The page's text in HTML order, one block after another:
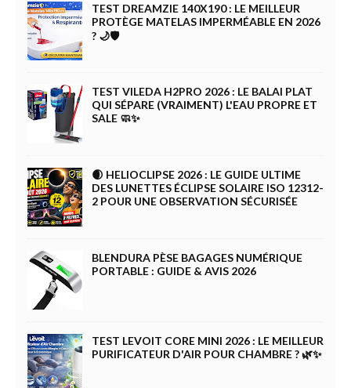
TEST DREAMZIE 140X190 : LE MEILLEUR
PROTÈGE MATELAS IMPERMÉABLE EN 2026
? 🌙🛡️
TEST VILEDA H2PRO 2026 : LE BALAI PLAT
QUI SÉPARE (VRAIMENT) L'EAU PROPRE ET
SALE 🧼✨
🌒 HELIOCLIPSE 2026 : LE GUIDE ULTIME
DES LUNETTES ÉCLIPSE SOLAIRE ISO 12312-
2 POUR UNE OBSERVATION SÉCURISÉE
BLENDURA PÈSE BAGAGES NUMÉRIQUE
PORTABLE : GUIDE & AVIS 2026
TEST LEVOIT CORE MINI 2026 : LE MEILLEUR
PURIFICATEUR D'AIR POUR CHAMBRE ? 🌿✨